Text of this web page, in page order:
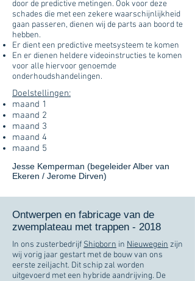
door de predictive metingen. Ook voor deze
schades die met een zekere waarschijnlijkheid
gaan passeren, dienen wij de parts aan boord te
hebben.
Er dient een predictive meetsysteem te komen
En er dienen heldere videoinstructies te komen
voor alle hiervoor genoemde
onderhoudshandelingen.
Doelstellingen:
maand 1
maand 2
maand 3
maand 4
maand 5
Jesse Kemperman (begeleider Alber van
Ekeren / Jerome Dirven)
Ontwerpen en fabricage van de
zwemplateau met trappen - 2018
In ons zusterbedrijf Shipborn in Nieuwegein zijn
wij vorig jaar gestart met de bouw van ons
eerste zeiljacht. Dit schip zal worden
uitgevoerd met een hybride aandrijving. De